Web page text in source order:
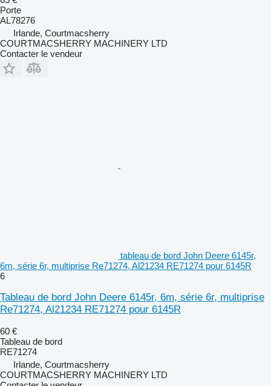
Porte
AL78276
Irlande, Courtmacsherry
COURTMACSHERRY MACHINERY LTD
Contacter le vendeur
tableau de bord John Deere 6145r,
6m, série 6r, multiprise Re71274, Al21234 RE71274 pour 6145R
6
Tableau de bord John Deere 6145r, 6m, série 6r, multiprise
Re71274, Al21234 RE71274 pour 6145R
60 €
Tableau de bord
RE71274
Irlande, Courtmacsherry
COURTMACSHERRY MACHINERY LTD